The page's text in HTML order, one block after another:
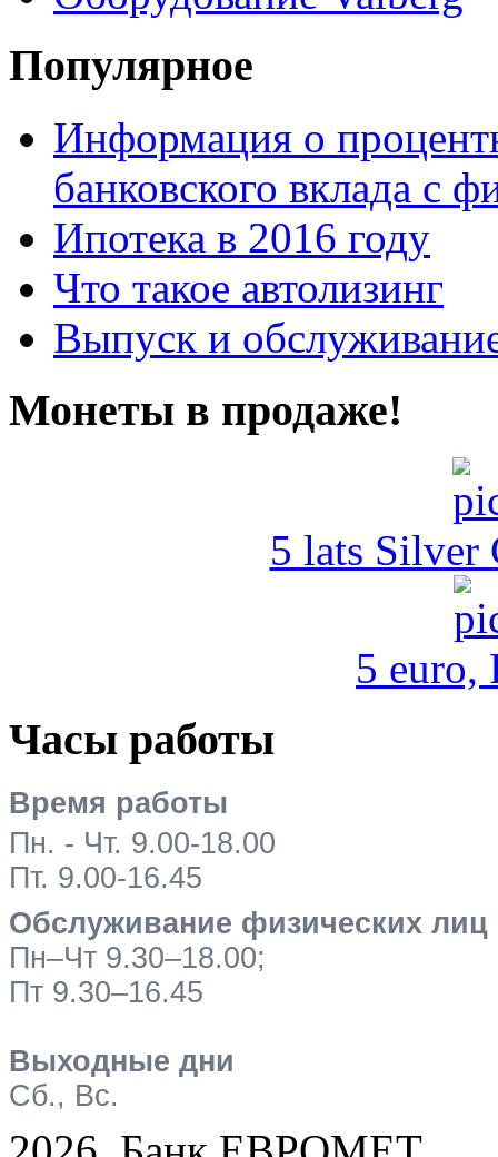
Популярное
Информация о
банковского вклада с
Ипотека в 2016 году
Что такое автолизинг
Выпуск и
Монеты в продаже!
5 lats Silver
5 euro,
Часы работы
Время работы
Пн. - Чт. 9.00-18.00
Пт. 9.00-16.45
Обслуживание физических лиц
Пн–Чт 9.30–18.00;
Пт 9.30–16.45
Выходные дни
Сб., Вс.